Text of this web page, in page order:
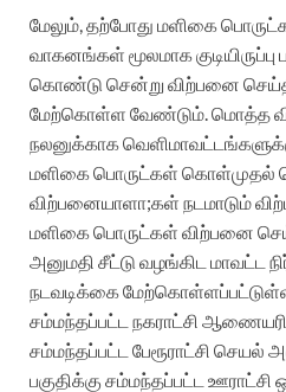
மேலும், தற்போது மளிகை
வாகனங்கள் மூலமாக குடியிருப்பு
கொண்டு சென்று விற்பனை
மேற்கொள்ள வேண்டும். மொத்த
நலனுக்காக
மளிகை பொருட்கள் கொள்முதல்
விற்பனையாளா;கள் நடமாடும்
மளிகை பொருட்கள் விற்பனை
அனுமதி சீட்டு வழங்கிட மாவட்ட
நடவடிக்கை
சம்மந்தப்பட்ட நகராட்சி
சம்மந்தப்பட்ட பேரூராட்சி செயல்
பகுதிக்கு சம்மந்தப்பட்ட